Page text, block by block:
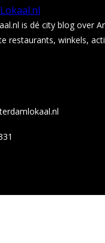
is dé city blog over
restaurants, winkels,